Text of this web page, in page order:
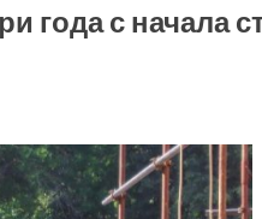
года с начала